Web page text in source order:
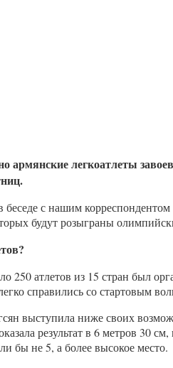
легкоатлеты
с нашим корреспондентом
будут розыграны
250 атлетов из 15 стран был
справились со стартовым
выступила ниже своих
результат в 6 метров
бы не 5, а более высокое место.